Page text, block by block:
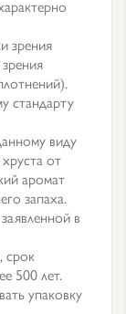
зрения
стандарту
виду
от
аромат
запаха.
в
срок
500 лет.
упаковку